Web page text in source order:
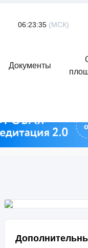
06:23:35 (МСК)
Документы